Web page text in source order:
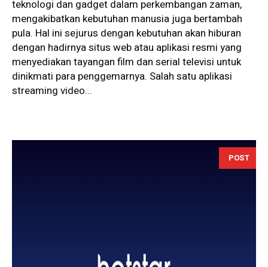
teknologi dan gadget dalam perkembangan zaman,
mengakibatkan kebutuhan manusia juga bertambah
pula. Hal ini sejurus dengan kebutuhan akan hiburan
dengan hadirnya situs web atau aplikasi resmi yang
menyediakan tayangan film dan serial televisi untuk
dinikmati para penggemarnya. Salah satu aplikasi
streaming video...
POST